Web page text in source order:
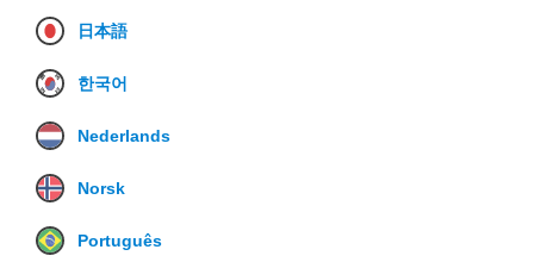
日本語
한국어
Nederlands
Norsk
Português